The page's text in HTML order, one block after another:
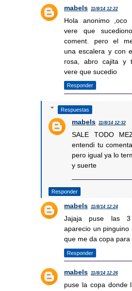
mabels 11/8/14 12:22
Hola anonimo ,oco
vere que
coment. pero el
una escalera y con
rosa, abro cajita y
vere que sucedio
Responder
Respuestas
mabels 11/8/14 12:32
SALE TODO
entendi tu
pero igual ya lo
y suerte
Responder
mabels 11/8/14 12:24
Jajaja puse las
aparecio un pinguino
que me da copa para
Responder
mabels 11/8/14 12:26
puse la copa donde